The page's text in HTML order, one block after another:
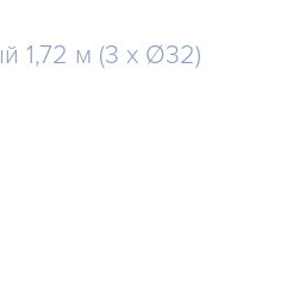
на ту или иную
надёжность самого хвата
и даст возможность
высококачественной стали и
внешних факторов.
1,72 м (3 x Ø32)